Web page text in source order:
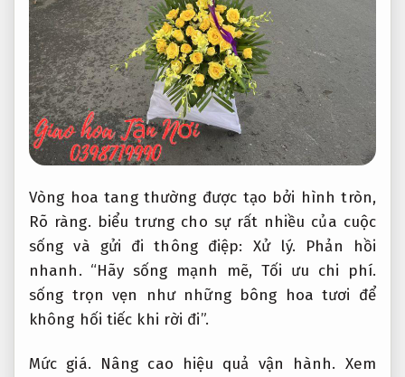
Vòng hoa tang thường được tạo bởi hình tròn,
Rõ ràng. biểu trưng cho sự rất nhiều của cuộc
sống và gửi đi thông điệp: Xử lý.
Phản hồi
nhanh. “Hãy sống mạnh mẽ,Tối ưu chi phí.
sống trọn vẹn như những bông hoa tươi để
không hối tiếc khi rời đi”.
Mức giá. Nâng cao hiệu quả vận hành. Xem